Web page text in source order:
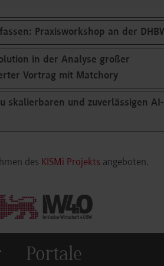
Praxisworkshop an der
in der Analyse großer
Vortrag mit Matchory
skalierbaren und zuverlässigen AI-
des KISMi Projekts angeboten.
Portale